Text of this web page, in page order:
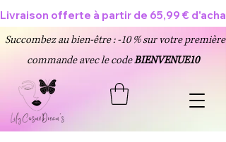
Succombez au bien-être : -10 % sur votre première
commande avec le codeBIENVENUE10
Livraison offerte à partir de 65,99 € d'achat